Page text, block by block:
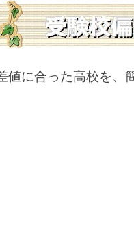
値に合った高校を、